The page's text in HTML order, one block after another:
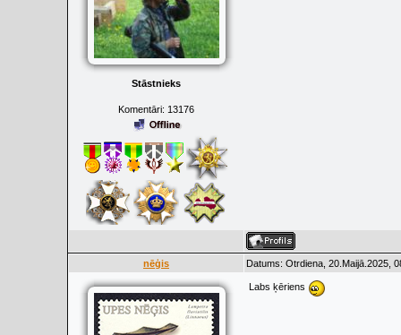
Stāstnieks
Komentāri: 13176
nēģis Datums: Otrdiena, 20.Maijā.2025,
Labs ķēriens